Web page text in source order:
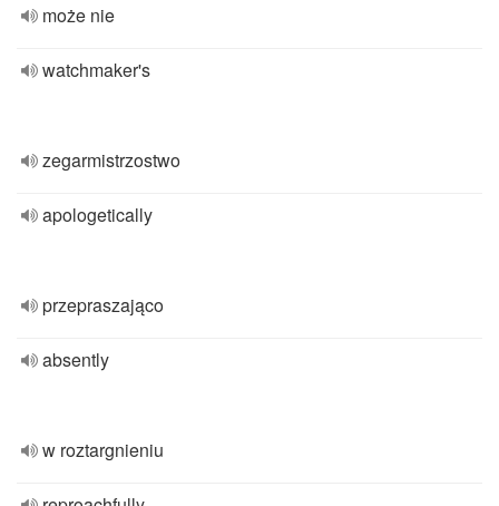
może nie
watchmaker's
zegarmistrzostwo
apologetically
przepraszająco
absently
w roztargnieniu